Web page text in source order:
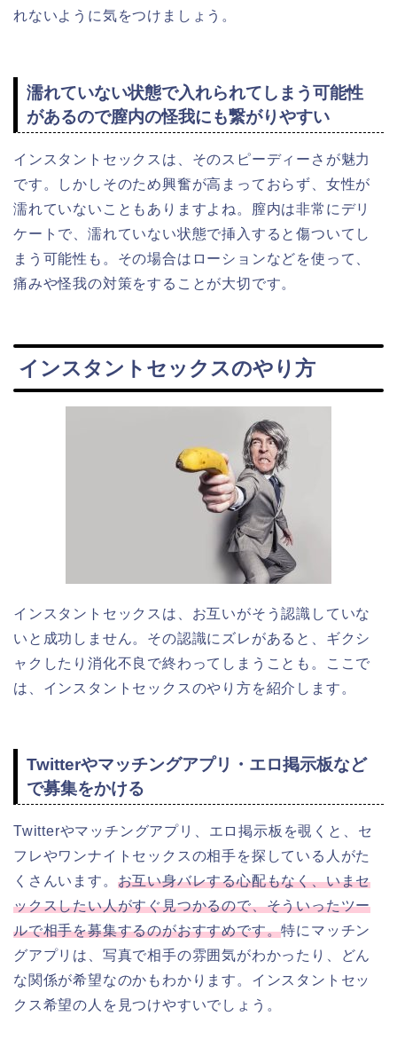
れないように気をつけましょう。
濡れていない状態で入れられてしまう可能性
があるので膣内の怪我にも繋がりやすい
インスタントセックスは、そのスピーディーさが魅力
です。しかしそのため興奮が高まっておらず、女性が
濡れていないこともありますよね。膣内は非常にデリ
ケートで、濡れていない状態で挿入すると傷ついてし
まう可能性も。その場合はローションなどを使って、
痛みや怪我の対策をすることが大切です。
インスタントセックスのやり方
インスタントセックスは、お互いがそう認識していな
いと成功しません。その認識にズレがあると、ギクシ
ャクしたり消化不良で終わってしまうことも。ここで
は、インスタントセックスのやり方を紹介します。
Twitterやマッチングアプリ・エロ掲示板など
で募集をかける
Twitterやマッチングアプリ、エロ掲示板を覗くと、セ
フレやワンナイトセックスの相手を探している人がた
くさんいます。 お互い身バレする心配もなく、いまセ
ックスしたい人がすぐ見つかるので、そういったツー
ルで相手を募集するのがおすすめです。特にマッチン
グアプリは、写真で相手の雰囲気がわかったり、どん
な関係が希望なのかもわかります。インスタントセッ
クス希望の人を見つけやすいでしょう。